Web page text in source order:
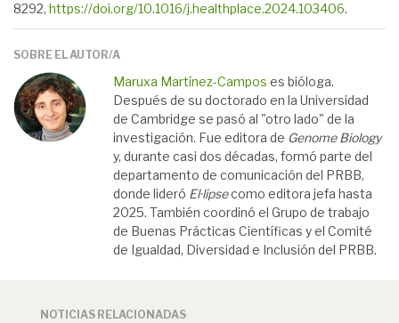
8292, https://doi.org/10.1016/j.healthplace.2024.103406.
SOBRE EL AUTOR/A
Maruxa Martínez-Campos es bióloga.
Después de su doctorado en la Universidad
de Cambridge se pasó al "otro lado" de la
investigación. Fue editora de Genome Biology
y, durante casi dos décadas, formó parte del
departamento de comunicación del PRBB,
donde lideró El·lipsecomo editora jefa hasta
2025. También coordinó el Grupo de trabajo
de Buenas Prácticas Científicas y el Comité
de Igualdad, Diversidad e Inclusión del PRBB.
NOTICIAS RELACIONADAS